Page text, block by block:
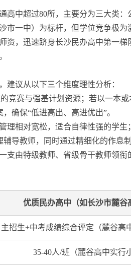
中超过80所，主要分为三大类
一中）为标杆，但学位竞争极
，迅速跻身长沙民办高中第一
建议从以下三个维度理性分析：
竞赛与强基计划资源；若以一本
确保“低进高出、高进优出”。
理相对宽松，适合自律性强的学
辅导教师，同时通过精细化的作息
支由特级教师、省级骨干教师领
优质民办高中（如长沙市麓谷
主招生+中考成绩综合评定（麓谷高
35-40人/班（麓谷高中实行